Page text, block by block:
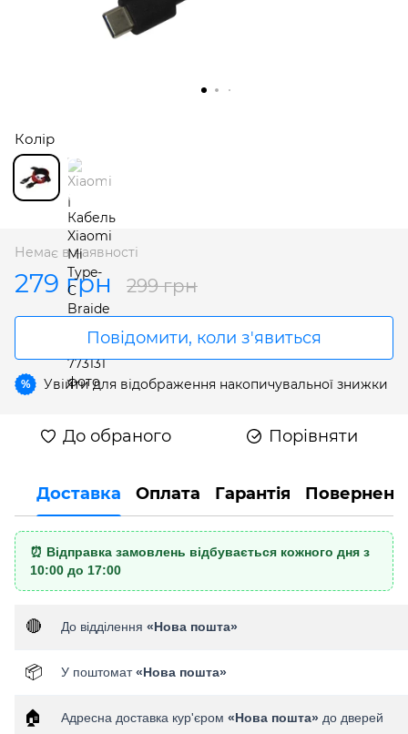
Колір
Немає в наявності
279 грн 299 грн
Повідомити, коли з'явиться
% Увійтидля відображення накопичувальної знижки
До обраного Порівняти
Доставка Оплата Гарантія
⏰ Відправка замовлень відбувається кожного дня з
10:00 до 17:00
🔴 До відділення «Нова пошта»
📦 У поштомат«Нова пошта»
🏠 Адресна доставка кур'єром «Нова пошта» до дверей